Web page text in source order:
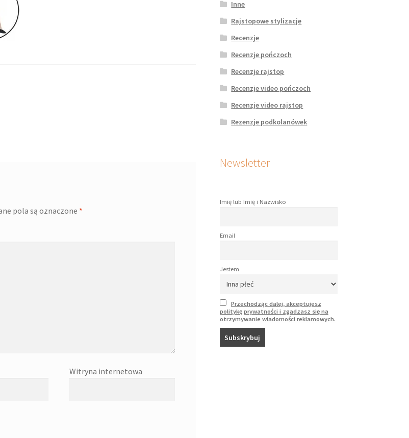
pola są oznaczone *
Witryna internetowa
Inne
Rajstopowe stylizacje
Recenzje
Recenzje pończoch
Recenzje rajstop
Recenzje video pończoch
Recenzje video rajstop
Rezenzje podkolanówek
Newsletter
Imię lub Imię i Nazwisko
Email
Jestem
Przechodząc dalej, akceptujesz
politykę prywatności i zgadzasz się na
otrzymywanie wiadomości reklamowych.